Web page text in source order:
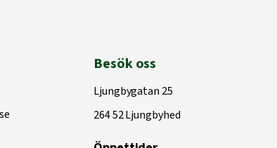
Besök oss
Ljungbygatan 25
264 52 Ljungbyhed